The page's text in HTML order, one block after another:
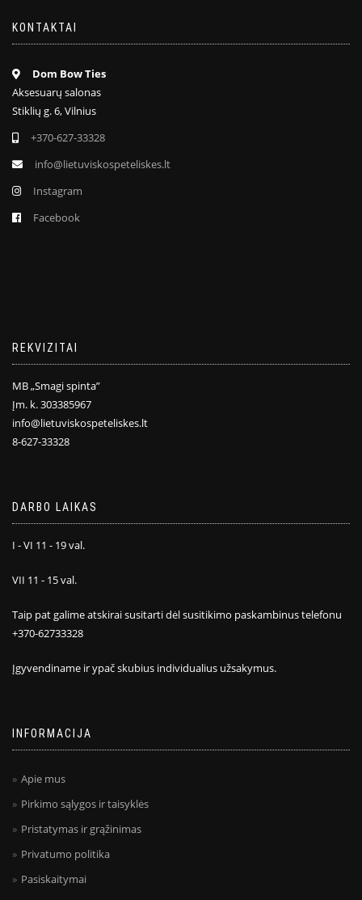
KONTAKTAI
Dom Bow Ties
Aksesuarų salonas
Stiklių g. 6, Vilnius
+370-627-33328
info@lietuviskospeteliskes.lt
Instagram
Facebook
REKVIZITAI
MB „Smagi spinta”
Įm. k. 303385967
info@lietuviskospeteliskes.lt
8-627-33328
DARBO LAIKAS
I - VI 11 - 19 val.
VII 11 - 15 val.
Taip pat galime atskirai susitarti dėl susitikimo paskambinus telefonu
+370-62733328
Įgyvendiname ir ypač skubius individualius užsakymus.
INFORMACIJA
Apie mus
Pirkimo sąlygos ir taisyklės
Pristatymas ir grąžinimas
Privatumo politika
Pasiskaitymai